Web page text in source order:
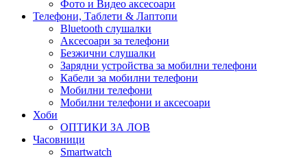
Фото и Видео аксесоари
Телефони, Таблети & Лаптопи
Bluetooth слушалки
Аксесоари за телефони
Безжични слушалки
Зарядни устройства за мобилни телефони
Кабели за мобилни телефони
Мобилни телефони
Мобилни телефони и аксесоари
Хоби
ОПТИКИ ЗА ЛОВ
Часовници
Smartwatch